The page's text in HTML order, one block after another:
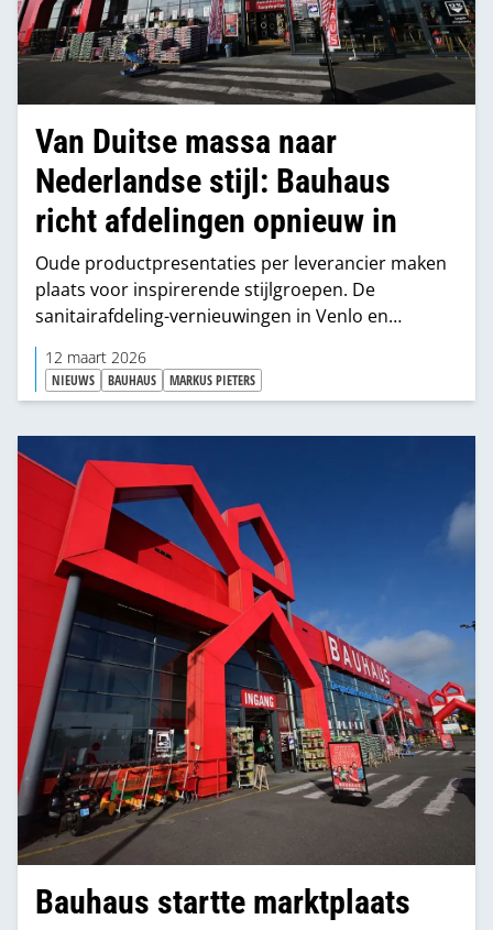
Van Duitse massa naar
Nederlandse stijl: Bauhaus
richt afdelingen opnieuw in
Oude productpresentaties per leverancier maken
plaats voor inspirerende stijlgroepen. De
sanitairafdeling-vernieuwingen in Venlo en
Groningen laten twee keer betere trends zien.
12 maart 2026
NIEUWS BAUHAUS MARKUS PIETERS
Bauhaus startte marktplaats